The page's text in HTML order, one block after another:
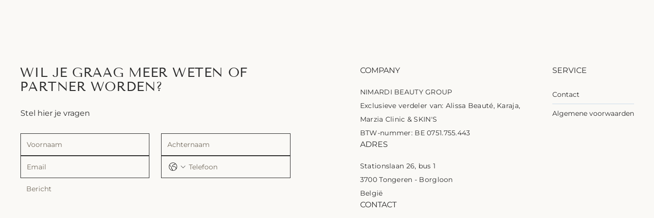
WIL JE GRAAG MEER WETEN OF
PARTNER WORDEN?
Stel hier je vragen
SERVICE
Contact
Algemene voorwaarden
COMPANY
NIMARDI BEAUTY GROUP
Exclusieve verdeler van: Alissa Beauté, Karaja,
Marzia Clinic & SKIN'S
BTW-nummer: BE 0751.755.443
ADRES
Stationslaan 26, bus 1
3700 Tongeren - Borgloon
België
CONTACT